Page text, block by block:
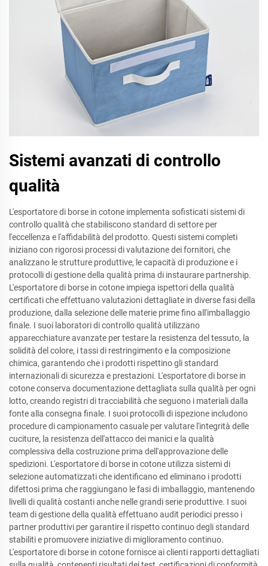
Sistemi avanzati di controllo
qualità
L'esportatore di borse in cotone implementa sofisticati sistemi di
controllo qualità che stabiliscono standard di settore per
l'eccellenza e l'affidabilità del prodotto. Questi sistemi completi
iniziano con rigorosi processi di valutazione dei fornitori, che
analizzano le strutture produttive, le capacità di produzione e i
protocolli di gestione della qualità prima di instaurare partnership.
L'esportatore di borse in cotone impiega ispettori della qualità
certificati che effettuano valutazioni dettagliate in diverse fasi della
produzione, dalla selezione delle materie prime fino all'imballaggio
finale. I suoi laboratori di controllo qualità utilizzano
apparecchiature avanzate per testare la resistenza del tessuto, la
solidità del colore, i tassi di restringimento e la composizione
chimica, garantendo che i prodotti rispettino gli standard
internazionali di sicurezza e prestazioni. L'esportatore di borse in
cotone conserva documentazione dettagliata sulla qualità per ogni
lotto, creando registri di tracciabilità che seguono i materiali dalla
fonte alla consegna finale. I suoi protocolli di ispezione includono
procedure di campionamento casuale per valutare l'integrità delle
cuciture, la resistenza dell'attacco dei manici e la qualità
complessiva della costruzione prima dell'approvazione delle
spedizioni. L'esportatore di borse in cotone utilizza sistemi di
selezione automatizzati che identificano ed eliminano i prodotti
difettosi prima che raggiungano le fasi di imballaggio, mantenendo
livelli di qualità costanti anche nelle grandi serie produttive. I suoi
team di gestione della qualità effettuano audit periodici presso i
partner produttivi per garantire il rispetto continuo degli standard
stabiliti e promuovere iniziative di miglioramento continuo.
L'esportatore di borse in cotone fornisce ai clienti rapporti dettagliati